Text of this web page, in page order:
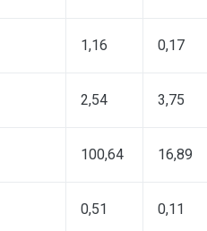
1,16 0,17
2,54 3,75
100,64 16,89
0,51 0,11